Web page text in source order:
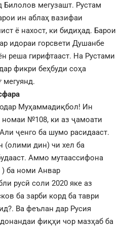
мегузашт. Рустам
ин аблаҳ вазифаи
ё нахост, ки бидиҳад. Барои
идораи горсвети Душанбе
реша гирифтааст. На Рустами
фикри беҳбуди соҳа
мегуянд.
Муҳаммадиқбол! Ин
№108, ки аз ҷамоати
ҷенго ба шумо расидааст.
(олими дин) чи хел ба
Аммо мутаассифона
ба номи Анвар
русӣ соли 2020 яке аз
ба зарби корд ба таври
Ва феълан дар Русия
фиқҳи чор мазҳаб ба